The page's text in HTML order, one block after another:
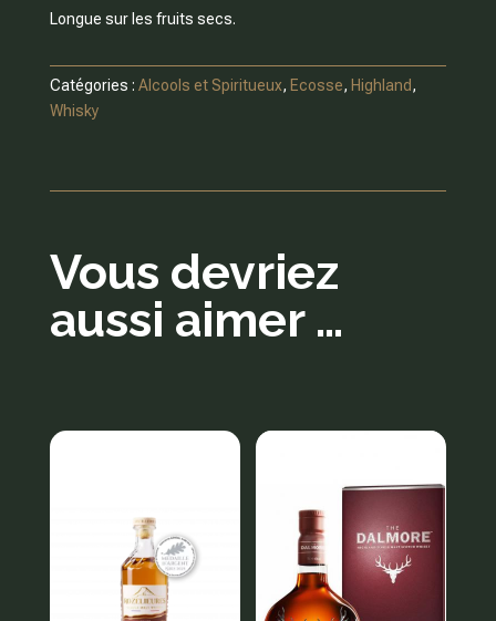
Longue sur les fruits secs.
Catégories : Alcools et Spiritueux, Ecosse, Highland,
Whisky
Vous devriez
aussi aimer …